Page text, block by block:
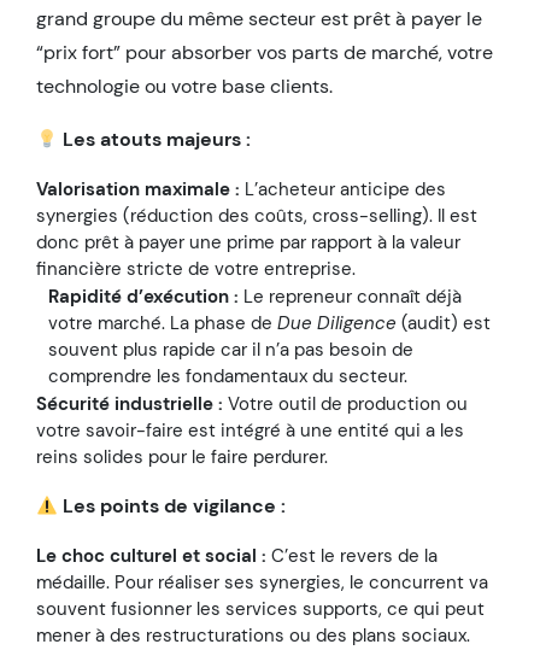
grand groupe du même secteur est prêt à payer le
“prix fort” pour absorber vos parts de marché, votre
technologie ou votre base clients.
Les atouts majeurs :
Valorisation maximale : L’acheteur anticipe des
synergies (réduction des coûts, cross-selling). Il est
donc prêt à payer une prime par rapport à la valeur
financière stricte de votre entreprise.
Rapidité d’exécution : Le repreneur connaît déjà
votre marché. La phase de Due Diligence (audit) est
souvent plus rapide car il n’a pas besoin de
comprendre les fondamentaux du secteur.
Sécurité industrielle : Votre outil de production ou
votre savoir-faire est intégré à une entité qui a les
reins solides pour le faire perdurer.
Les points de vigilance :
Le choc culturel et social : C’est le revers de la
médaille. Pour réaliser ses synergies, le concurrent va
souvent fusionner les services supports, ce qui peut
mener à des restructurations ou des plans sociaux.